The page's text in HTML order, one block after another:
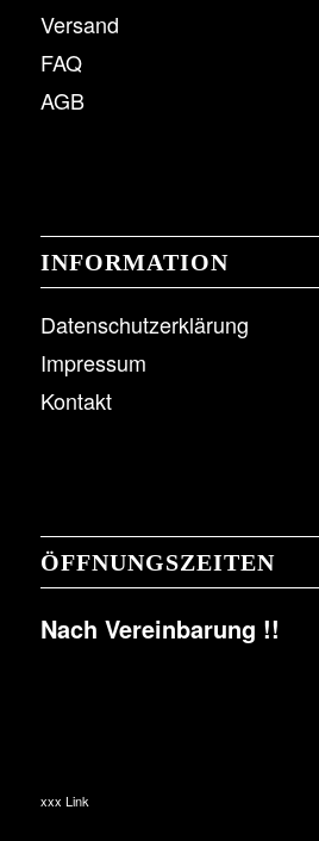
Versand
FAQ
AGB
INFORMATION
Datenschutzerklärung
Impressum
Kontakt
ÖFFNUNGSZEITEN
Nach Vereinbarung !!
xxx Link